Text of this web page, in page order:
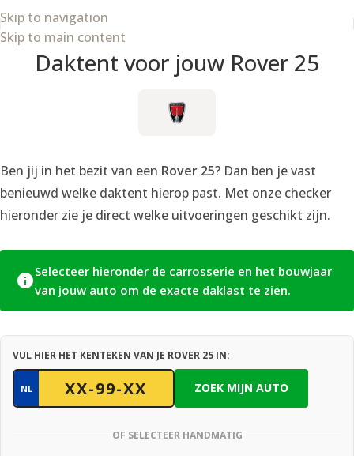
Skip to navigation
Skip to main content
Daktent voor jouw Rover 25
Ben jij in het bezit van een Rover 25? Dan ben je vast
benieuwd welke daktent hierop past. Met onze checker
hieronder zie je direct welke uitvoeringen geschikt zijn.
Selecteer hieronder de carrosserie en het bouwjaar
van jouw auto om de exacte daklast te zien.
VUL HIER HET KENTEKEN VAN JE ROVER 25 IN:
NL ZOEK MIJN AUTO
OF SELECTEER HANDMATIG